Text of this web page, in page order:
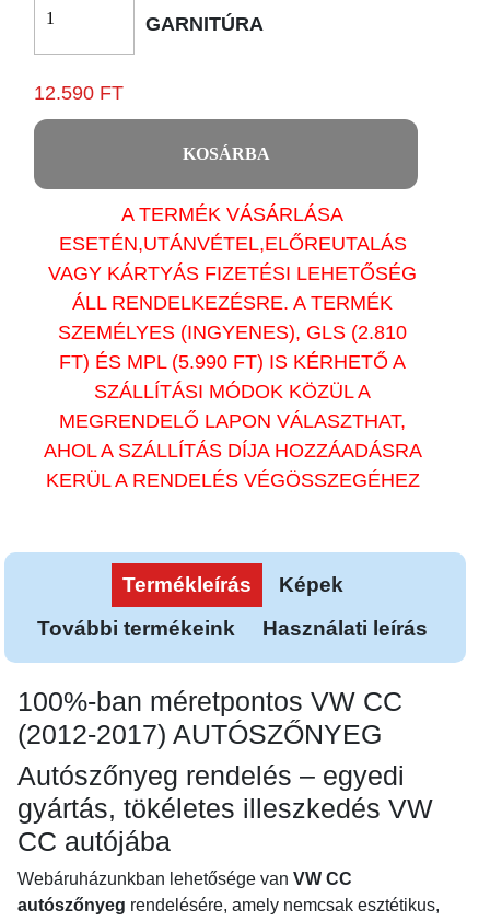
GARNITÚRA
12.590 FT
KOSÁRBA
A TERMÉK VÁSÁRLÁSA
ESETÉN,UTÁNVÉTEL,ELŐREUTALÁS
VAGY KÁRTYÁS FIZETÉSI LEHETŐSÉG
ÁLL RENDELKEZÉSRE. A TERMÉK
SZEMÉLYES (INGYENES), GLS (2.810
FT) ÉS MPL (5.990 FT) IS KÉRHETŐ A
SZÁLLÍTÁSI MÓDOK KÖZÜL A
MEGRENDELŐ LAPON VÁLASZTHAT,
AHOL A SZÁLLÍTÁS DÍJA HOZZÁADÁSRA
KERÜL A RENDELÉS VÉGÖSSZEGÉHEZ
Termékleírás
Képek
További termékeink
Használati leírás
100%-ban méretpontos VW CC
(2012-2017) AUTÓSZŐNYEG
Autószőnyeg rendelés – egyedi
gyártás, tökéletes illeszkedés VW
CC autójába
Webáruházunkban lehetősége van VW CC
autószőnyeg rendelésére, amely nemcsak esztétikus,